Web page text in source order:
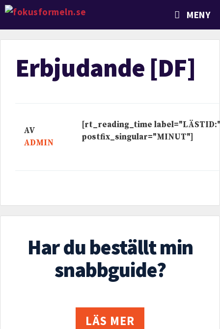
MENY
Erbjudande [DF]
AV
ADMIN
[rt_reading_time
postfix_singular="MINUT"]
Har du beställt min
snabbguide?
LÄS MER